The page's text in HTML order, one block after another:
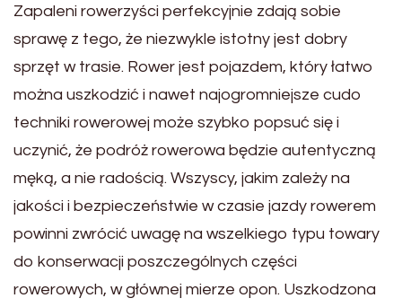
Zapaleni rowerzyści perfekcyjnie zdają sobie
sprawę z tego, że niezwykle istotny jest dobry
sprzęt w trasie. Rower jest pojazdem, który łatwo
można uszkodzić i nawet najogromniejsze cudo
techniki rowerowej może szybko popsuć się i
uczynić, że podróż rowerowa będzie autentyczną
męką, a nie radością. Wszyscy, jakim zależy na
jakości i bezpieczeństwie w czasie jazdy rowerem
powinni zwrócić uwagę na wszelkiego typu towary
do konserwacji poszczególnych części
rowerowych, w głównej mierze opon. Uszkodzona